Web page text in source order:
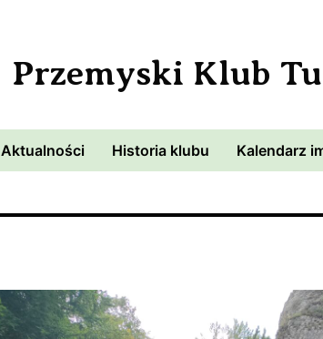
Przemyski Klub
Aktualności Historia klubu Kalendarz